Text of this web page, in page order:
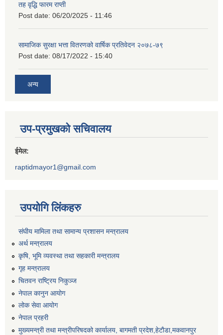
तह वृद्धि फारम राप्ती
Post date: 06/20/2025 - 11:46
सामाजिक सुरक्षा भत्ता वितरणको वार्षिक प्रतिवेदन २०७८-७९
Post date: 08/17/2022 - 15:40
अन्य
उप-प्रमुखको सचिवालय
ईमेल:
raptidmayor1@gmail.com
उपयोगि लिंकहरु
संघीय मामिला तथा सामान्य प्रशासन मन्त्रालय
अर्थ मन्त्रालय
कृषि, भूमि व्यवस्था तथा सहकारी मन्त्रालय
गृह मन्त्रालय
चितवन राष्ट्रिय निकुञ्ज
नेपाल कानुन आयोग
लोक सेवा आयोग
नेपाल प्रहरी
मुख्यमन्त्री तथा मन्त्रीपरिषदको कार्यालय, बागमती प्रदेश,हेटाैडा,मकवानपुर